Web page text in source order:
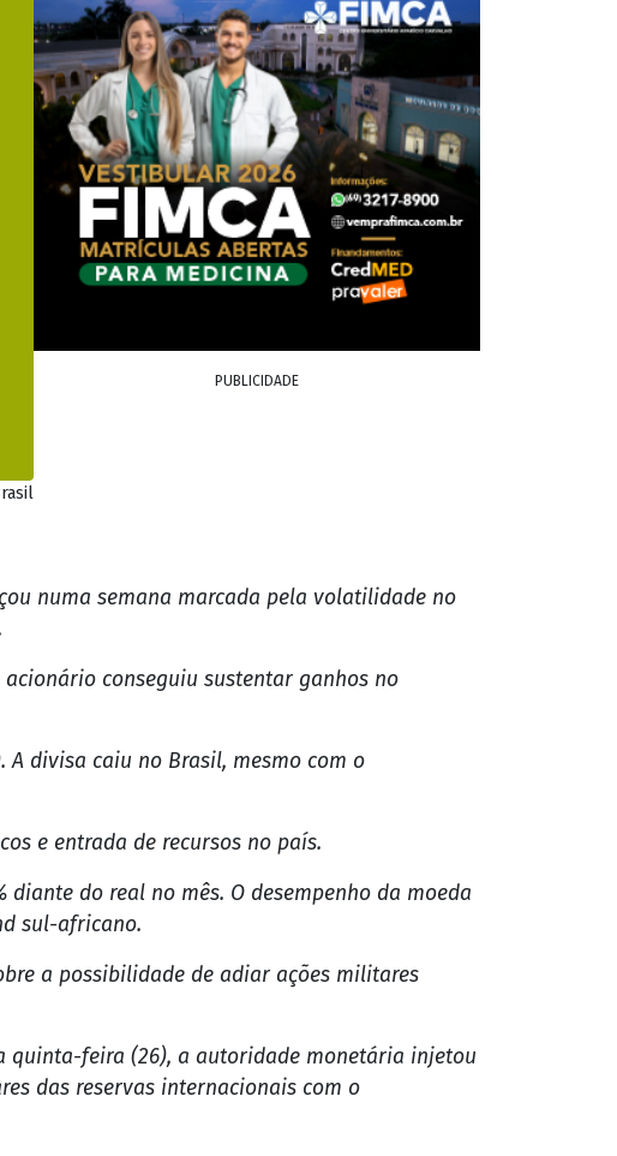
PUBLICIDADE
numa semana marcada pela volatilidade no
conseguiu sustentar ganhos no
A divisa caiu no Brasil, mesmo com o
e entrada de recursos no país.
diante do real no mês. O desempenho da moeda
sul-africano.
a possibilidade de adiar ações militares
quinta-feira (26), a autoridade monetária injetou
das reservas internacionais com o